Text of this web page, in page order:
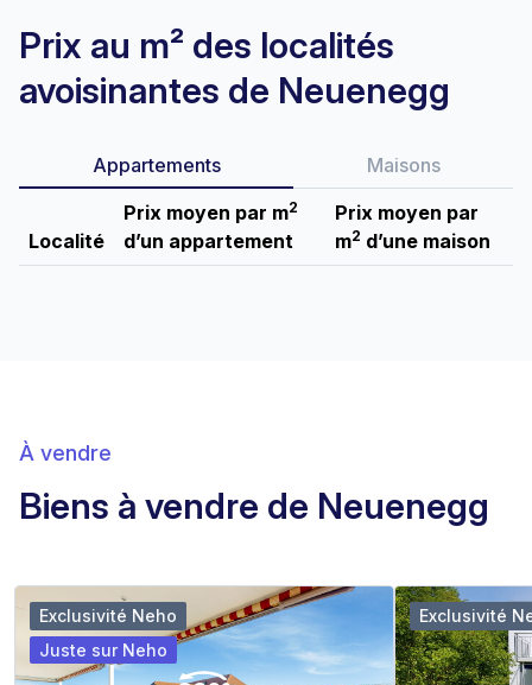
Prix au m² des localités
avoisinantes de Neuenegg
Appartements Maisons
Localité
Prix moyen par m2
d’un appartement
Prix moyen par
m2 d’une maison
À vendre
Biens à vendre de Neuenegg
Exclusivité Neho
Juste sur Neho
Exclusivité